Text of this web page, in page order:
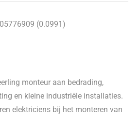
(0.0991)
monteur aan bedrading,
en kleine industriële installaties.
elektriciens bij het monteren van